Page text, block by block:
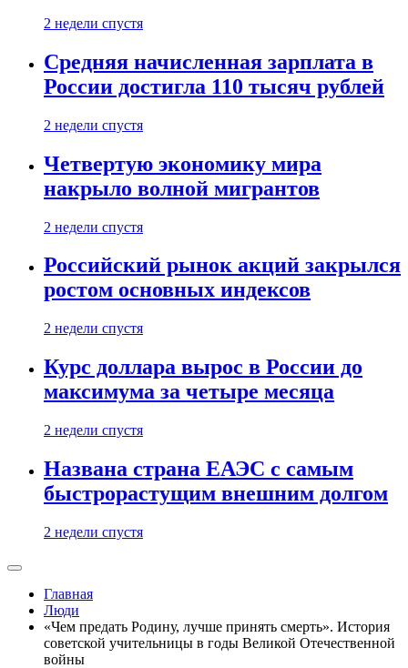
2 недели спустя
Средняя начисленная зарплата в
России достигла 110 тысяч рублей
2 недели спустя
Четвертую экономику мира
накрыло волной мигрантов
2 недели спустя
Российский рынок акций закрылся
ростом основных индексов
2 недели спустя
Курс доллара вырос в России до
максимума за четыре месяца
2 недели спустя
Названа страна ЕАЭС с самым
быстрорастущим внешним долгом
2 недели спустя
Главная
Люди
«Чем предать Родину, лучше принять смерть». История
советской учительницы в годы Великой Отечественной
войны